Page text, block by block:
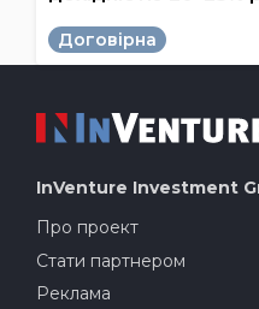
Договірна
InVenture Investment
Про проект
Стати партнером
Реклама